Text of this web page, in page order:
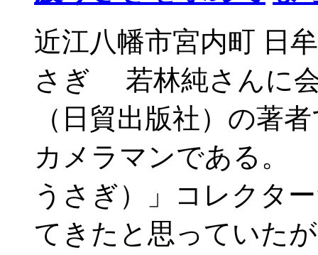
近江八幡市宮内町 日
さぎ 若林純さんに
（日貿出版社）の著
カメラマンである。
うさぎ）」コレクタ
てきたと思っていた